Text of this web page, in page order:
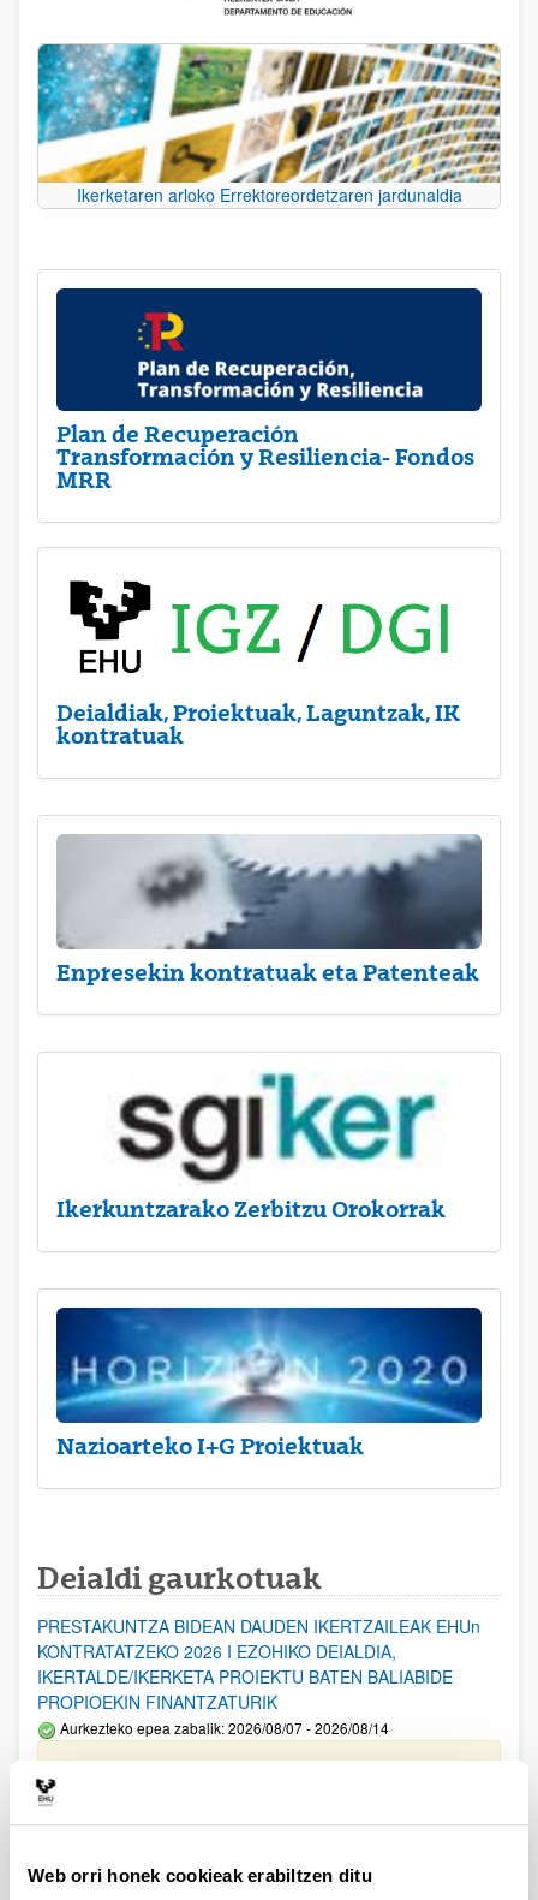
Web orri honek cookieak erabiltzen ditu
Ikerketaren arloko Errektoreordetzaren jardunaldia
Plan de Recuperación
Transformación y Resiliencia- Fondos
MRR
Deialdiak, Proiektuak, Laguntzak, IK
kontratuak
Enpresekin kontratuak eta Patenteak
Ikerkuntzarako Zerbitzu Orokorrak
Nazioarteko I+G Proiektuak
Deialdi gaurkotuak
PRESTAKUNTZA BIDEAN DAUDEN IKERTZAILEAK EHUn
KONTRATATZEKO 2026 I EZOHIKO DEIALDIA,
IKERTALDE/IKERKETA PROIEKTU BATEN BALIABIDE
PROPIOEKIN FINANTZATURIK
Aurkezteko epea zabalik: 2026/08/07 - 2026/08/14
ESKAERAK AURKEZTEKO EPEA 2026-08-14 ARTE ZABALIK.
UPV/EHUn Azpiegitura Zientifikoa eta Funts Bibliografikoak
Izapide irekia